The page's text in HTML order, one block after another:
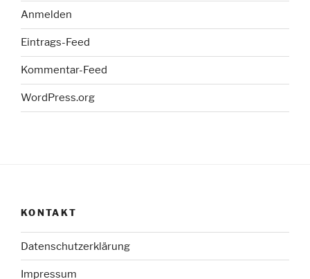
Anmelden
Eintrags-Feed
Kommentar-Feed
WordPress.org
KONTAKT
Datenschutzerklärung
Impressum